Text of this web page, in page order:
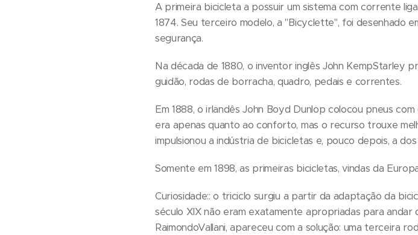
A primeira bicicleta a possuir um sistema com corrente
1874. Seu terceiro modelo, a "Bicyclette", foi desenhado
segurança.
Na década de 1880, o inventor inglês John KempStarley
guidão, rodas de borracha, quadro, pedais e correntes.
Em 1888, o irlandês John Boyd Dunlop colocou pneus
era apenas quanto ao conforto, mas o recurso trouxe
impulsionou a indústria de bicicletas e, pouco depois, a
Somente em 1898, as primeiras bicicletas, vindas da
Curiosidade:: o triciclo surgiu a partir da adaptação da
século XIX não eram exatamente apropriadas para andar
RaimondoVallani, apareceu com a solução: uma terceira